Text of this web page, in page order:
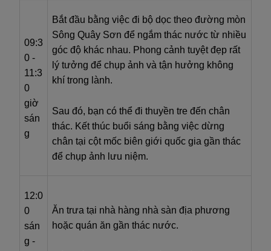
09:3
0 -
11:3
0
giờ
sán
g
Bắt đầu bằng việc đi bộ dọc theo đường mòn
Sông Quây Sơn để ngắm thác nước từ nhiều
góc độ khác nhau. Phong cảnh tuyệt đẹp rất
lý tưởng để chụp ảnh và tận hưởng không
khí trong lành.
Sau đó, bạn có thể đi thuyền tre đến chân
thác. Kết thúc buổi sáng bằng việc dừng
chân tại cột mốc biên giới quốc gia gần thác
để chụp ảnh lưu niệm.
12:0
0
sán
g -
Ăn trưa tại nhà hàng nhà sàn địa phương
hoặc quán ăn gần thác nước.